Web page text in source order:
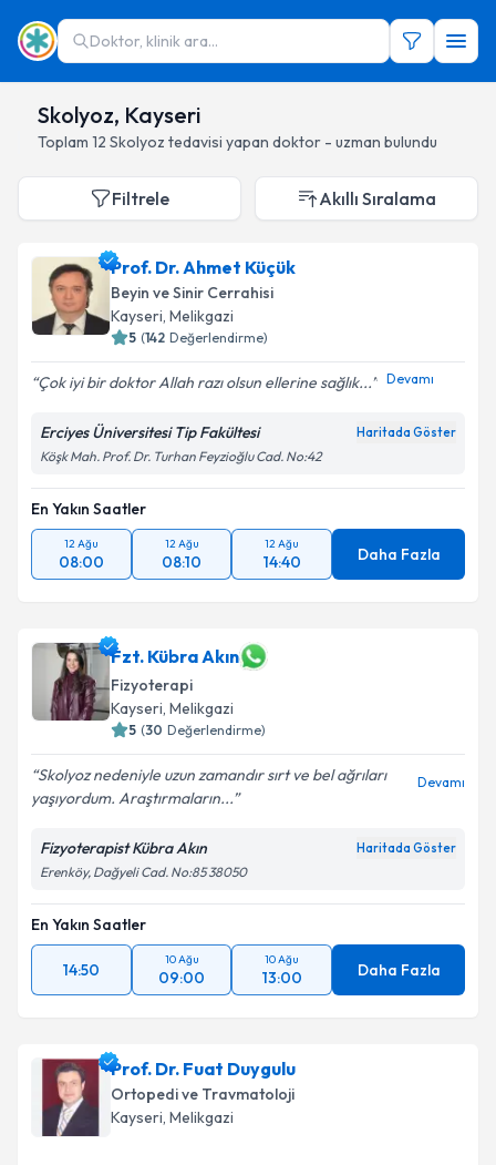
Doktor, klinik ara...
Skolyoz, Kayseri
Toplam 12 Skolyoz tedavisi yapan doktor - uzman bulundu
Filtrele Akıllı Sıralama
Prof. Dr. Ahmet Küçük
Beyin ve Sinir Cerrahisi
Kayseri, Melikgazi
5 (142 Değerlendirme)
Çok iyi bir doktor Allah razı olsun ellerine sağlık... Devamı
Erciyes Üniversitesi Tip Fakültesi Haritada Göster
Köşk Mah. Prof. Dr. Turhan Feyzioğlu Cad. No:42
En Yakın Saatler
12 Ağu
08:00
12 Ağu
08:10
12 Ağu
14:40 Daha Fazla
Fzt. Kübra Akın
Fizyoterapi
Kayseri, Melikgazi
5 (30 Değerlendirme)
Skolyoz nedeniyle uzun zamandır sırt ve bel ağrıları
yaşıyordum. Araştırmaların...
Devamı
Fizyoterapist Kübra Akın Haritada Göster
Erenköy, Dağyeli Cad. No:85 38050
En Yakın Saatler
14:50
10 Ağu
09:00
10 Ağu
13:00 Daha Fazla
Prof. Dr. Fuat Duygulu
Ortopedi ve Travmatoloji
Kayseri, Melikgazi